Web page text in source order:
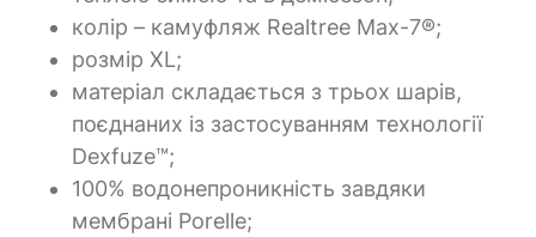
колір – камуфляж Realtree Max-7®;
розмір XL;
матеріал складається з трьох шарів,
поєднаних із застосуванням технології
Dexfuze™;
100% водонепроникність завдяки
мембрані Porelle;